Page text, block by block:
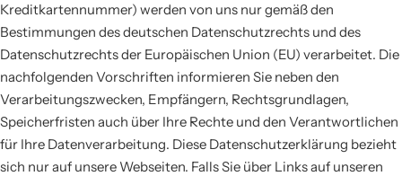
Kreditkartennummer) werden von uns nur gemäß den
Bestimmungen des deutschen Datenschutzrechts und des
Datenschutzrechts der Europäischen Union (EU) verarbeitet. Die
nachfolgenden Vorschriften informieren Sie neben den
Verarbeitungszwecken, Empfängern, Rechtsgrundlagen,
Speicherfristen auch über Ihre Rechte und den Verantwortlichen
für Ihre Datenverarbeitung. Diese Datenschutzerklärung bezieht
sich nur auf unsere Webseiten. Falls Sie über Links auf unseren